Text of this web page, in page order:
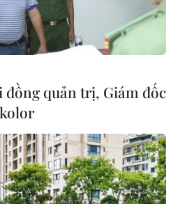
quản trị, Giám đốc